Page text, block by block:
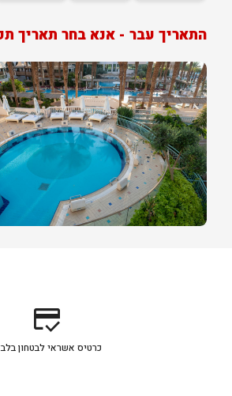
התאריך עבר - אנא בחר תאריך
credit_score
כרטיס אשראי לבטחון